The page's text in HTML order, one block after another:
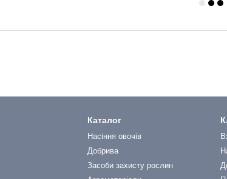
Каталог
Насіння овочів
Добрива
Засоби захисту рослин